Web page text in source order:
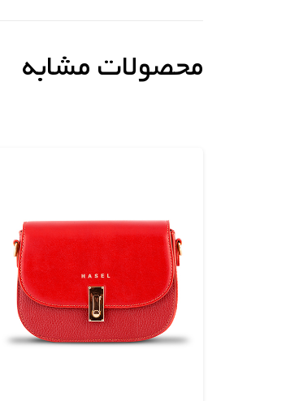
محصولات مشابه